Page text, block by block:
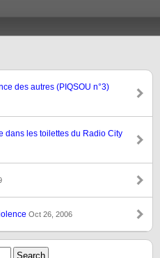
des autres (PIQSOU n°3)
dans les toilettes du Radio City
Oct 26, 2006